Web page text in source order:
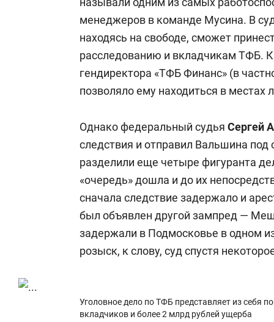
менеджеров в команде Мусина. В
находясь на свободе, сможет
расследованию и вкладчикам ТФБ.
гендиректора «ТФБ Финанс» (в
позволяло ему находиться в
Однако федеральный судья Сергей
следствия и отправил Вальшина
разделили еще четыре фигуранта
«очередь» дошла и до их
сначала следствие задержало и
был объявлен другой зампред —
задержали в Подмосковье в одном
розыск, к слову, суд спустя
Уголовное дело по ТФБ представляет из себя
вкладчиков и более 2 млрд рублей ущерба